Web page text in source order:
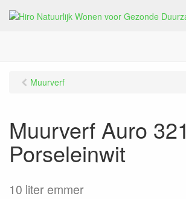
Muurverf
Muurverf Auro 321
Porseleinwit
10 liter emmer